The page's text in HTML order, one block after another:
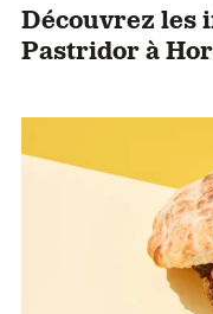
Découvrez les
Pastridor à